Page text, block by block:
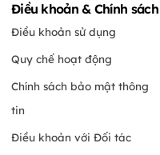
Điều khoản & Chính sách
Điều khoản sử dụng
Quy chế hoạt động
Chính sách bảo mật thông
tin
Điều khoản với Đối tác